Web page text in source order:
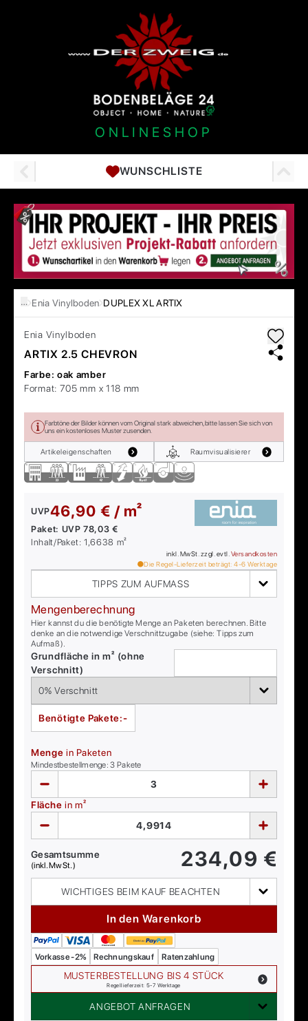
ONLINESHOP
WUNSCHLISTE
… Enia Vinylboden DUPLEX XL ARTIX
Enia Vinylboden
ARTIX 2.5 CHEVRON
Farbe: oak amber
Format: 705 mm x 118 mm
Farbtöne der Bilder können vom Original stark abweichen, bitte lassen Sie sich von
uns ein kostenloses Muster zusenden.
Artikeleigenschaften Raumvisualisierer
UVP46,90 € / m²
Paket: UVP78,03 €
Inhalt/Paket:1,6638 m²
inkl. MwSt. zzgl. evtl. Versandkosten
Die Regel-Lieferzeit beträgt: 4-6 Werktage
TIPPS ZUM AUFMASS
Mengenberechnung
Hier kannst du die benötigte Menge an Paketen berechnen. Bitte
denke an die notwendige Verschnittzugabe (siehe: Tipps zum
Aufmaß).
Grundfläche in m² (ohne
Verschnitt)
Benötigte Pakete:-
Menge in Paketen
Mindestbestellmenge:3 Pakete
Fläche in m²
Gesamtsumme
(inkl. MwSt.) 234,09 €
WICHTIGES BEIM KAUF BEACHTEN
In den Warenkorb
Vorkasse -2% Rechnungskauf Ratenzahlung
MUSTERBESTELLUNG BIS 4 STÜCK
Regellieferzeit: 5-7 Werktage
ANGEBOT ANFRAGEN